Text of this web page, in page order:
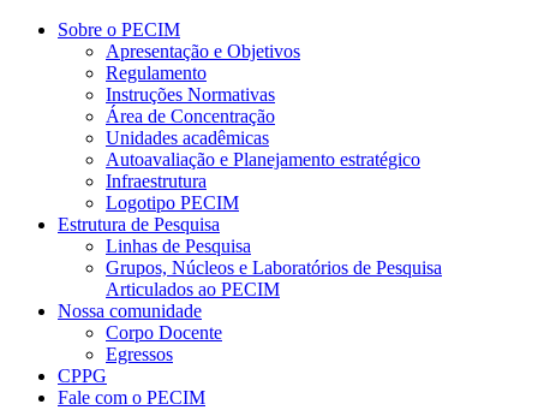
Conteúdo principal Menu principal
Sobre o PECIM
Apresentação e Objetivos
Regulamento
Instruções Normativas
Área de Concentração
Unidades acadêmicas
Autoavaliação e Planejamento estratégico
Infraestrutura
Logotipo PECIM
Estrutura de Pesquisa
Linhas de Pesquisa
Grupos, Núcleos e Laboratórios de Pesquisa
Articulados ao PECIM
Nossa comunidade
Corpo Docente
Egressos
CPPG
Fale com o PECIM